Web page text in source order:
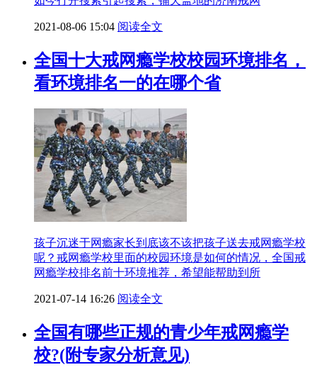
2021-08-06 15:04 阅读全文
全国十大戒网瘾学校校园环境排名，
看环境排名一的在哪个省
孩子沉迷于网瘾家长到底该不该把孩子送去戒网瘾学校
呢？戒网瘾学校里面的校园环境是如何的情况，全国戒
网瘾学校排名前十环境推荐，希望能帮助到所
2021-07-14 16:26 阅读全文
全国有哪些正规的青少年戒网瘾学
校?(附专家分析意见)